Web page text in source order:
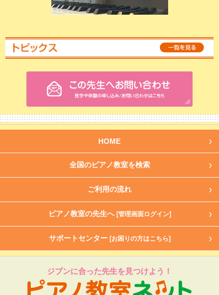
HOME
全国のピアノ教室を検索
ご利用の流れ
ピアノ教室の先生へ [管理画面ログイン]
サポートセンター [お困りの方はこちら]
ジブンに合った先生を見つけよう！